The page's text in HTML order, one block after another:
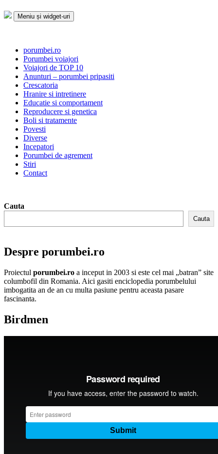
la
Meniu și widget-uri
porumbei.ro
Porumbei voiajori
Voiajori de TOP 10
Anunturi – porumbei pripasiti
Crescatoria
Hranire si intretinere
Educatie si comportament
Reproducere si genetica
Boli si tratamente
Povesti
Diverse
Incepatori
Porumbei de agrement
Stiri
Contact
Cauta
Cauta
Despre porumbei.ro
Proiectul porumbei.ro a inceput in 2003 si este cel mai „batran” site
columbofil din Romania. Aici gasiti enciclopedia porumbelului
imbogatita an de an cu multa pasiune pentru aceasta pasare
fascinanta.
Birdmen